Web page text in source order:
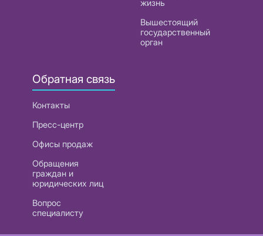
жизнь
Вышестоящий
государственный
орган
Обратная связь
Контакты
Пресс-центр
Офисы продаж
Обращения
граждан и
юридических лиц
Вопрос
специалисту